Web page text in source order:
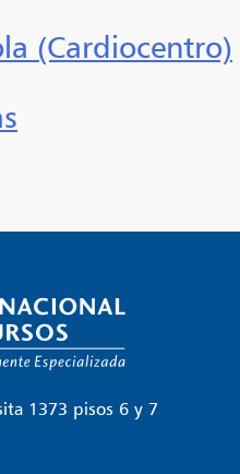
(Cardiocentro)
1373 pisos 6 y 7